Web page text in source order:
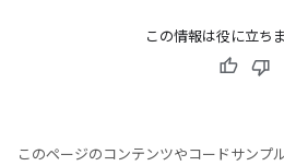
この情報は役に立ち
このページのコンテンツやコードサンプル